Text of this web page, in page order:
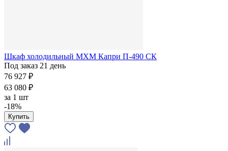
Шкаф холодильный МХМ Капри П-490 СК
Под заказ 21 день
76 927 ₽
63 080 ₽
за 1 шт
-18%
Купить